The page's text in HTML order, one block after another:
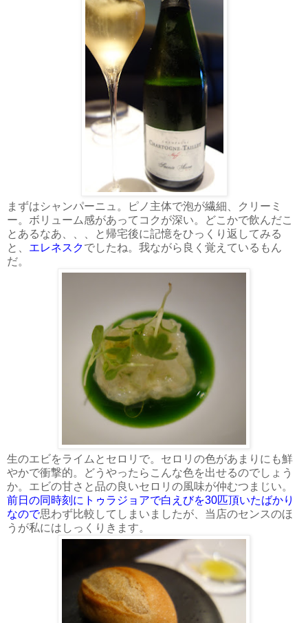
まずはシャンパーニュ。ピノ主体で泡が繊細、クリーミ
ー。ボリューム感があってコクが深い。どこかで飲んだこ
とあるなあ、、、と帰宅後に記憶をひっくり返してみる
と、 エレネスクでしたね。我ながら良く覚えているもん
だ。
生のエビをライムとセロリで。セロリの色があまりにも鮮
やかで衝撃的。どうやったらこんな色を出せるのでしょう
か。エビの甘さと品の良いセロリの風味が仲むつまじい。
前日の同時刻にトゥラジョアで白えびを30匹頂いたばかり
なので思わず比較してしまいましたが、当店のセンスのほ
うが私にはしっくりきます。